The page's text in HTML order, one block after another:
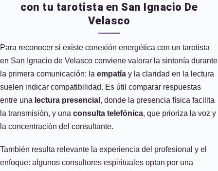
con tu tarotista en San Ignacio De
Velasco
Para reconocer si existe conexión energética con un tarotista
en San Ignacio de Velasco conviene valorar la sintonía durante
la primera comunicación: la empatía y la claridad en la lectura
suelen indicar compatibilidad. Es útil comparar respuestas
entre una lectura presencial , donde la presencia física facilita
la transmisión, y una consulta telefónica, que prioriza la voz y
la concentración del consultante.
También resulta relevante la experiencia del profesional y el
enfoque: algunos consultores espirituales optan por una